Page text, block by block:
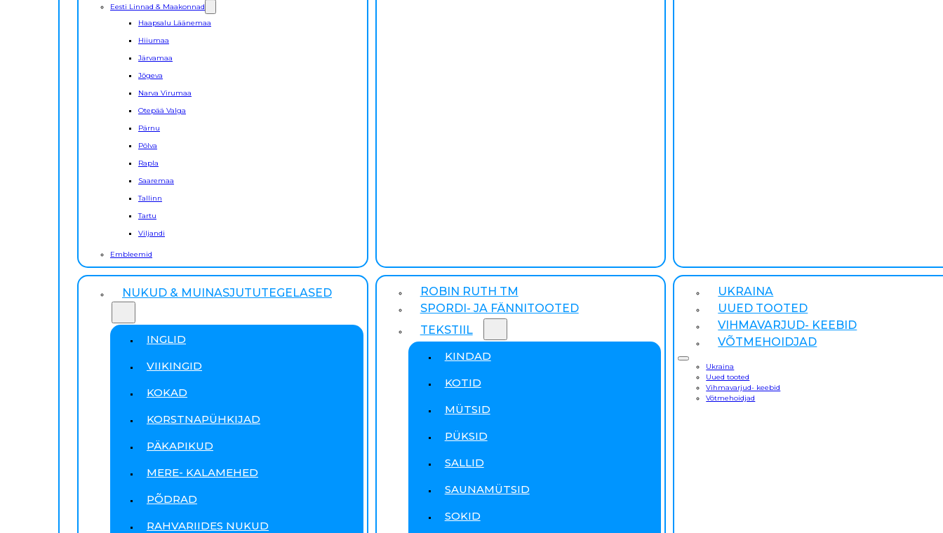
Eesti Linnad & Maakonnad
Haapsalu Läänemaa
Hiiumaa
Järvamaa
Jõgeva
Narva Virumaa
Otepää Valga
Pärnu
Põlva
Rapla
Saaremaa
Tallinn
Tartu
Viljandi
Embleemid
NUKUD & MUINASJUTUTEGELASED
INGLID
VIIKINGID
KOKAD
KORSTNAPÜHKIJAD
PÄKAPIKUD
MERE- KALAMEHED
PÕDRAD
RAHVARIIDES NUKUD
ROBIN RUTH TM
SPORDI- JA FÄNNITOOTED
TEKSTIIL
KINDAD
KOTID
MÜTSID
PÜKSID
SALLID
SAUNAMÜTSID
SOKID
UKRAINA
UUED TOOTED
VIHMAVARJUD- KEEBID
VÕTMEHOIDJAD
Ukraina
Uued tooted
Vihmavarjud- keebid
Võtmehoidjad